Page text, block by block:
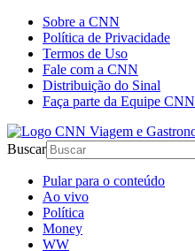
Sobre a CNN
Política de Privacidade
Termos de Uso
Fale com a CNN
Distribuição do Sinal
Faça parte da Equipe CNN
Buscar
Pular para o conteúdo
Ao vivo
Política
Money
WW